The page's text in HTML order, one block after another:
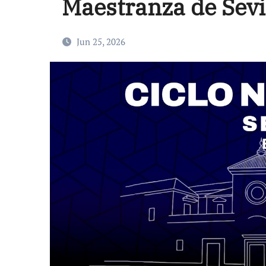
Maestranza de
Jun 25, 2026